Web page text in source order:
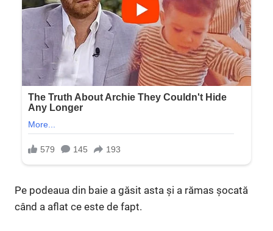
Pe podeaua din baie a găsit asta și a rămas șocată
când a aflat ce este de fapt.